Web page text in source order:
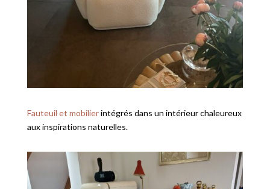
Fauteuil et mobilierintégrés dans un intérieur chaleureux
aux inspirations naturelles.